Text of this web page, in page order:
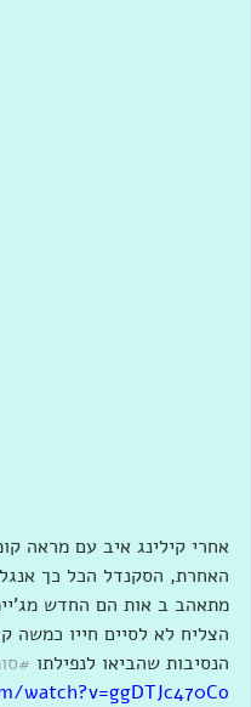
אחרי קילינג איב עם מראה
מתאהב ב אות הם החדש
הצליח לא לסיים חייו כמשה
הנסיבות שהביאו לנפילתו